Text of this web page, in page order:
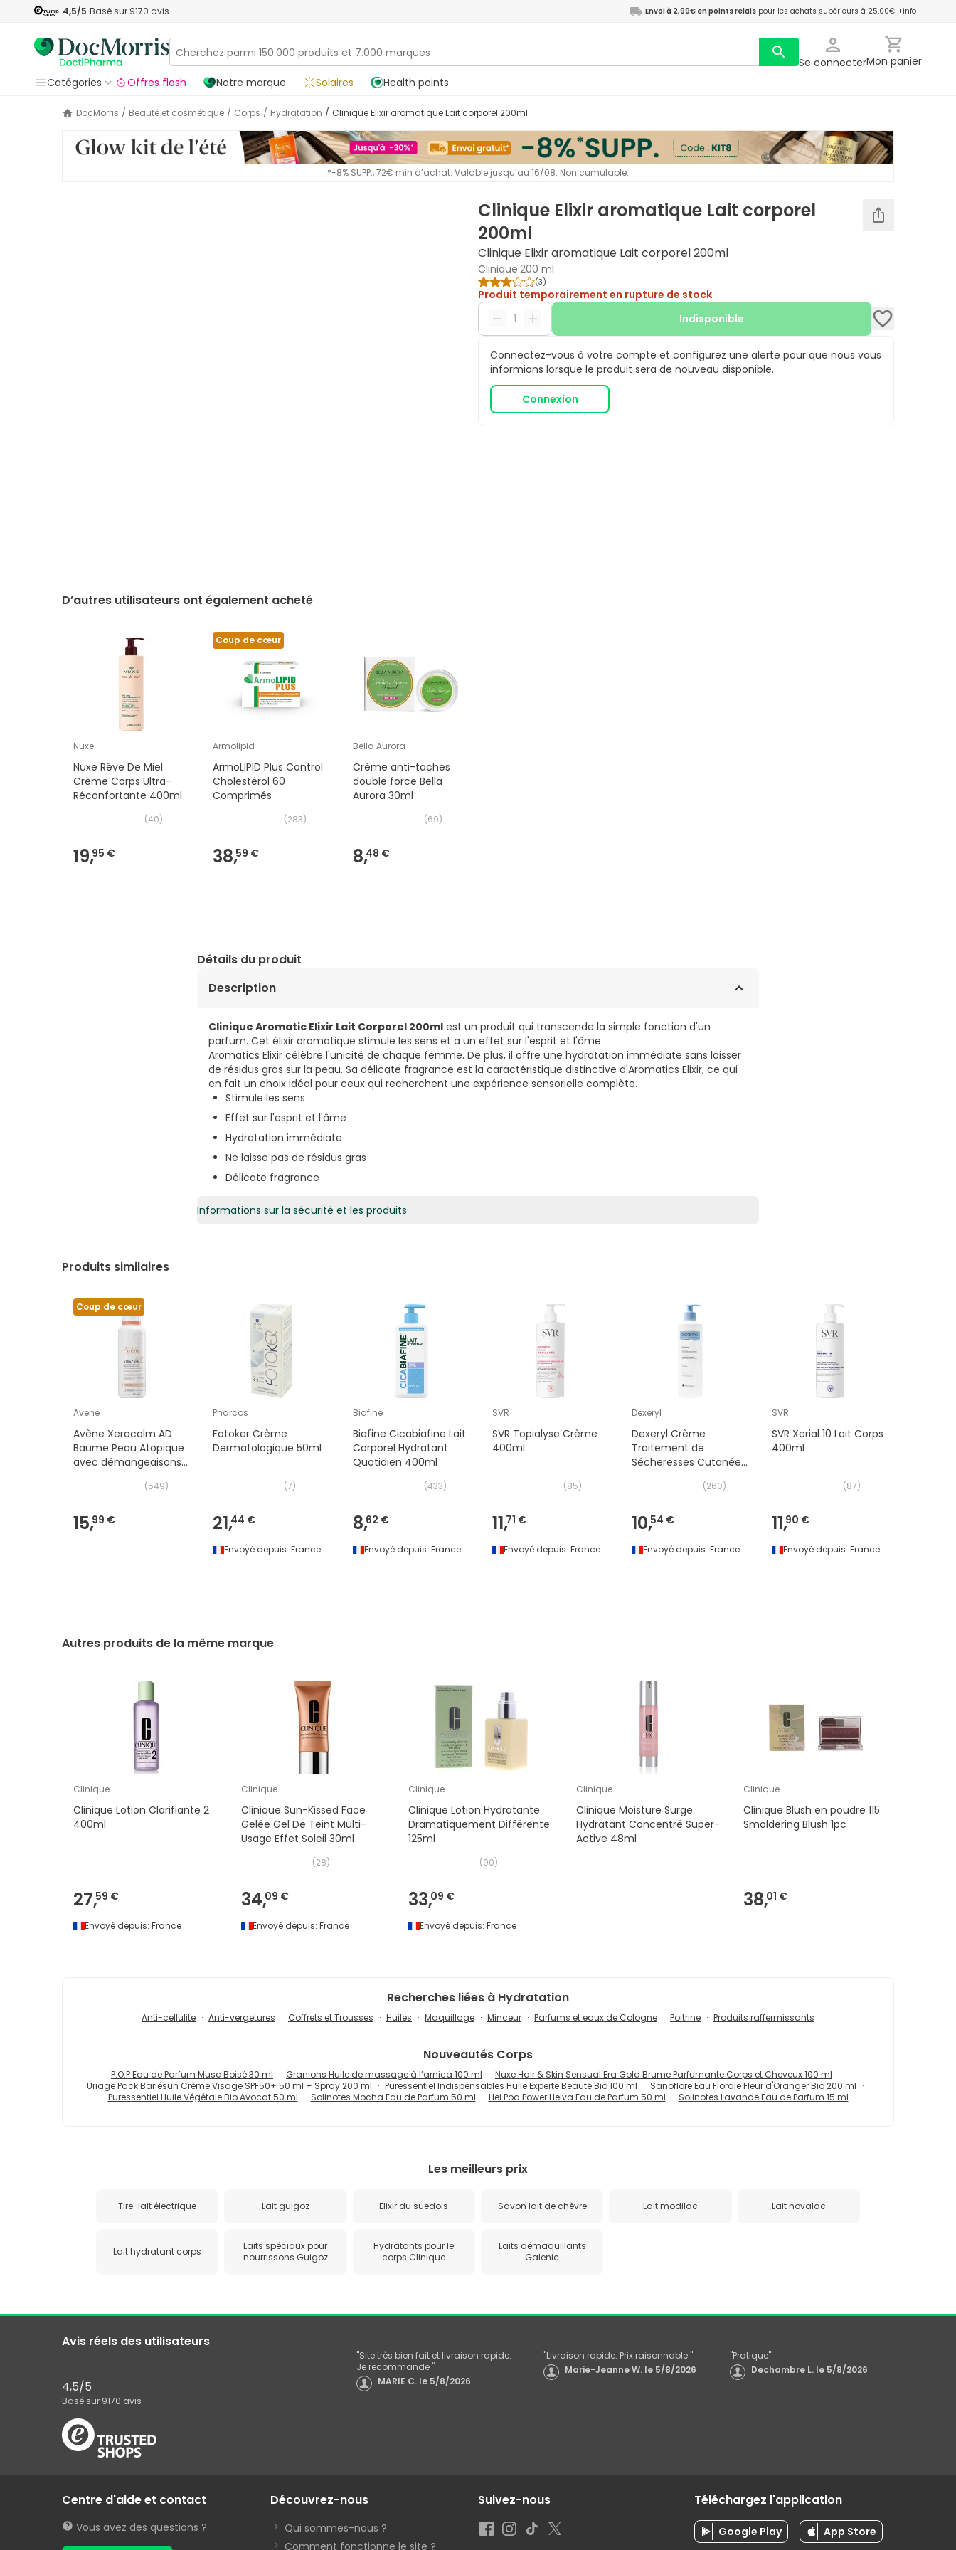
4,5/5 Basé sur 9170 avis Envoi à 2,99€ en points relais pour les achats supérieurs à 25,00€ +info
Se connecterMon panier
Catégories
Offres flash Notre marque Solaires Health points
DocMorris / Beauté et cosmétique / Corps / Hydratation / Clinique Elixir aromatique Lait corporel 200ml
*-8% SUPP., 72€ min d’achat. Valable jusqu’au 16/08. Non cumulable.
Clinique Elixir aromatique Lait corporel
200ml
Clinique Elixir aromatique Lait corporel 200ml
Clinique·200 ml
(3)
Produit temporairement en rupture de stock
Indisponible
Connectez-vous à votre compte et configurez une alerte pour que nous vous
informions lorsque le produit sera de nouveau disponible.
Connexion
D’autres utilisateurs ont également acheté
Nuxe
Nuxe Rêve De Miel
Crème Corps Ultra-
Réconfortante 400ml
(40)
19,95 €
Coup de cœur
Armolipid
ArmoLIPID Plus Control
Cholestérol 60
Comprimés
(283)
38,59 €
Bella Aurora
Crème anti-taches
double force Bella
Aurora 30ml
(69)
8,48 €
Détails du produit
Description
Clinique Aromatic Elixir Lait Corporel 200ml est un produit qui transcende la simple fonction d'un
parfum. Cet élixir aromatique stimule les sens et a un effet sur l'esprit et l'âme.
Aromatics Elixir célèbre l'unicité de chaque femme. De plus, il offre une hydratation immédiate sans laisser
de résidus gras sur la peau. Sa délicate fragrance est la caractéristique distinctive d'Aromatics Elixir, ce qui
en fait un choix idéal pour ceux qui recherchent une expérience sensorielle complète.
Stimule les sens
Effet sur l'esprit et l'âme
Hydratation immédiate
Ne laisse pas de résidus gras
Délicate fragrance
Informations sur la sécurité et les produits
Produits similaires
Coup de cœur
Avene
Avène Xeracalm AD
Baume Peau Atopique
avec démangeaisons
(549)
15,99 €
Pharcos
Fotoker Crème
Dermatologique 50ml
(7)
21,44 €
Envoyé depuis: France
Biafine
Biafine Cicabiafine Lait
Corporel Hydratant
Quotidien 400ml
(433)
8,62 €
Envoyé depuis: France
SVR
SVR Topialyse Crème
400ml
(85)
11,71 €
Envoyé depuis: France
Dexeryl
Dexeryl Crème
Traitement de
Sécheresses Cutanées
(260)
10,54 €
Envoyé depuis: France
SVR
SVR Xerial 10 Lait Corps
400ml
(87)
11,90 €
Envoyé depuis: France
Autres produits de la même marque
Clinique
Clinique Lotion Clarifiante 2
400ml
27,59 €
Envoyé depuis: France
Clinique
Clinique Sun-Kissed Face
Gelée Gel De Teint Multi-
Usage Effet Soleil 30ml
(28)
34,09 €
Envoyé depuis: France
Clinique
Clinique Lotion Hydratante
Dramatiquement Différente
125ml
(90)
33,09 €
Envoyé depuis: France
Clinique
Clinique Moisture Surge
Hydratant Concentré Super-
Active 48ml
Clinique
Clinique Blush en poudre 115
Smoldering Blush 1pc
38,01 €
Recherches liées à Hydratation
Anti-cellulite Anti-vergetures Coffrets et Trousses Huiles Maquillage Minceur Parfums et eaux de Cologne Poitrine Produits raffermissants
Nouveautés Corps
P.O.P Eau de Parfum Musc Boisé 30 ml Granions Huile de massage à l’arnica 100 ml
Nuxe Hair & Skin Sensual Era Gold Brume Parfumante Corps et Cheveux 100 ml
Uriage Pack Bariésun Crème Visage SPF50+ 50 ml + Spray 200 ml
Puressentiel Indispensables Huile Experte Beauté Bio 100 ml
Sanoflore Eau Florale Fleur d'Oranger Bio 200 ml
Puressentiel Huile Végétale Bio Avocat 50 ml
Solinotes Mocha Eau de Parfum 50 ml Hei Poa Power Heiva Eau de Parfum 50 ml Solinotes Lavande Eau de Parfum 15 ml
Les meilleurs prix
Tire-lait électrique Lait guigoz Elixir du suedois Savon lait de chèvre Lait modilac Lait novalac
Lait hydratant corps
Laits spéciaux pour
nourrissons Guigoz
Hydratants pour le
corps Clinique
Laits démaquillants
Galenic
Avis réels des utilisateurs
4,5/5
Basé sur 9170 avis
"Site très bien fait et livraison rapide.
Je recommande "
MARIE C. le 5/8/2026
"Livraison rapide. Prix raisonnable "
Marie-Jeanne W. le 5/8/2026
"Pratique"
Dechambre L. le 5/8/2026
Centre d'aide et contact
Vous avez des questions ?
Découvrez-nous
Qui sommes-nous ?
Comment fonctionne le site ?
Suivez-nous Téléchargez l'application
Google Play App Store